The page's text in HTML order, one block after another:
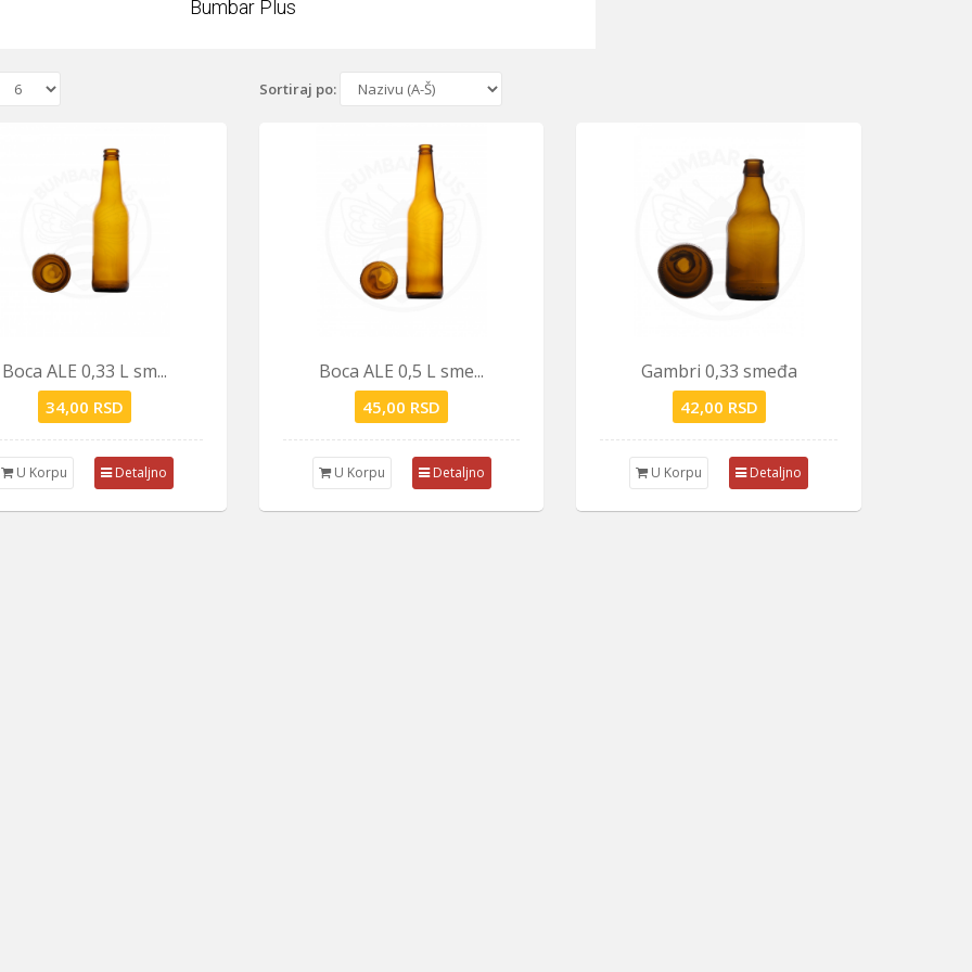
Bumbar Plus
Sortiraj po:
Boca ALE 0,33 L sm...
34,00 RSD
U Korpu Detaljno
Boca ALE 0,5 L sme...
45,00 RSD
U Korpu Detaljno
Gambri 0,33 smeđa
42,00 RSD
U Korpu Detaljno